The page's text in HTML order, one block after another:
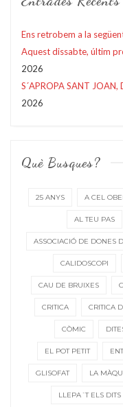
Ens retrobem a la
Aquest dissabte, últim
2026
S´APROPA SANT
2026
Què Busques?
25 ANYS A CEL
AL TEU PAS
ASSOCIACIÓ DE DONES
CALIDOSCOPI
CAU DE BRUIXES
CRITICA CRITICA
CÒMIC
EL POT PETIT
GLISOFAT LA
LLEPA´T ELS DITS